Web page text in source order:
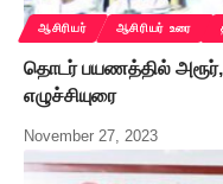
ஆசிரியர் ஆசிரியர் உரை
தொடர் பயணத்தில் அரூர்,
எழுச்சியுரை
November 27, 2023